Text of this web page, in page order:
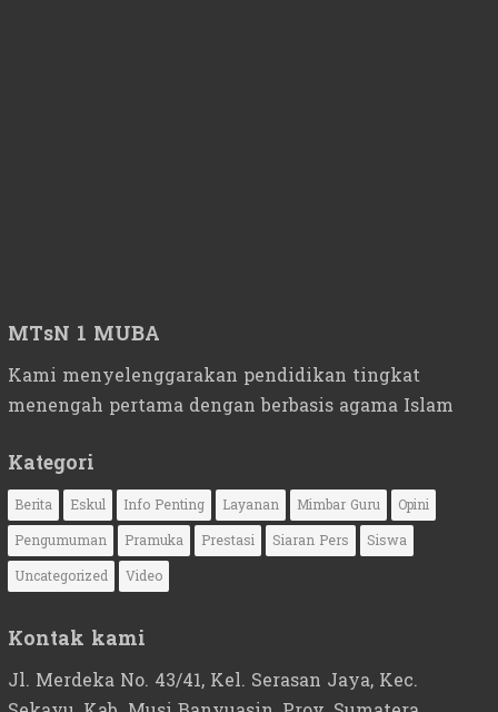
MTsN 1 MUBA
Kami menyelenggarakan pendidikan tingkat
menengah pertama dengan berbasis agama Islam
Kategori
Berita Eskul Info Penting Layanan Mimbar Guru
Opini
Pengumuman
Pramuka Prestasi Siaran Pers
Siswa
Uncategorized
Video
Kontak kami
Jl. Merdeka No. 43/41, Kel. Serasan Jaya, Kec.